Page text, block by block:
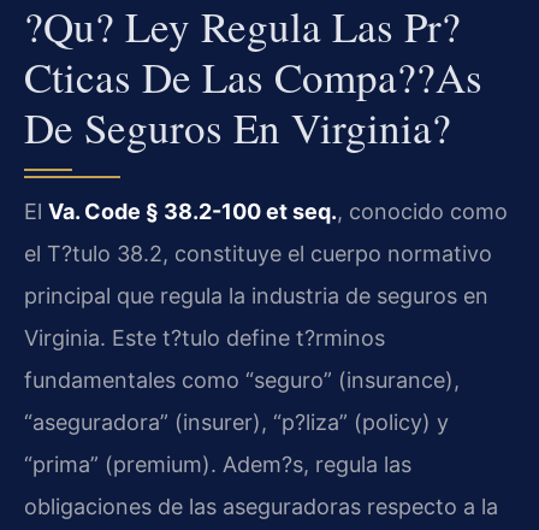
?Qu? Ley Regula Las Pr?
Cticas De Las Compa??as
De Seguros En Virginia?
El Va. Code § 38.2-100 et seq., conocido como
el T?tulo 38.2, constituye el cuerpo normativo
principal que regula la industria de seguros en
Virginia. Este t?tulo define t?rminos
fundamentales como “seguro” (insurance),
“aseguradora” (insurer), “p?liza” (policy) y
“prima” (premium). Adem?s, regula las
obligaciones de las aseguradoras respecto a la